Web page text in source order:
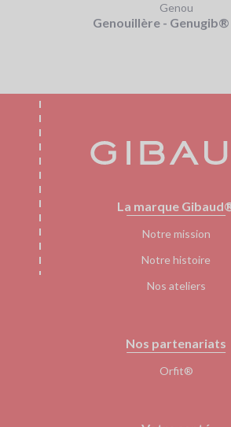
Genou
Genouillère -
La marque
Notre mission
Notre histoire
Nos ateliers
Nos partenariats
Orfit®